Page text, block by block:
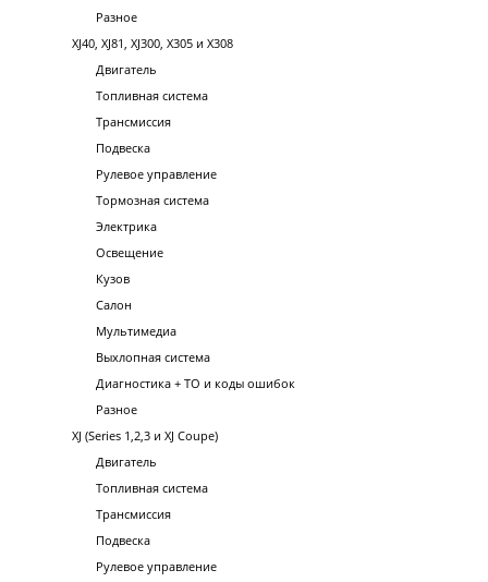
Разное
XJ40, XJ81, XJ300, X305 и X308
Двигатель
Топливная система
Трансмиссия
Подвеска
Рулевое управление
Тормозная система
Электрика
Освещение
Кузов
Салон
Мультимедиа
Выхлопная система
Диагностика + ТО и коды ошибок
Разное
XJ (Series 1,2,3 и XJ Coupe)
Двигатель
Топливная система
Трансмиссия
Подвеска
Рулевое управление